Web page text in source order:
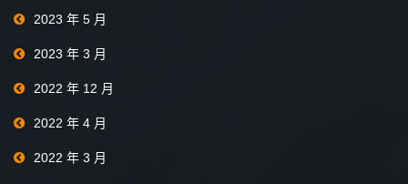
2023 年 5 月
2023 年 3 月
2022 年 12 月
2022 年 4 月
2022 年 3 月